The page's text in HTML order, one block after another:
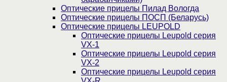
Оптические прицелы Пилад Вологда
Оптические прицелы ПОСП (Беларусь)
Оптические прицелы LEUPOLD
Оптические прицелы Leupold серия
VX-1
Оптические прицелы Leupold серия
VX-2
Оптические прицелы Leupold серия